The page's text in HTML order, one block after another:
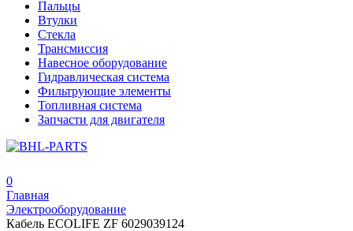
Пальцы
Втулки
Стекла
Трансмиссия
Навесное оборудование
Гидравлическая система
Фильтрующие элементы
Топливная система
Запчасти для двигателя
0
Главная
Электрооборудование
Кабель ECOLIFE ZF 6029039124